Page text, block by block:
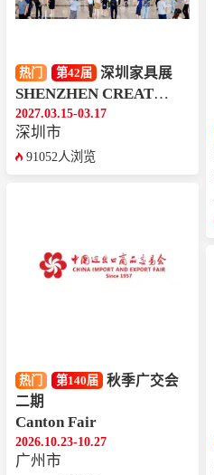
热门 第42届 深圳家具展
SHENZHEN CREATIVE WEEK
2027.03.15-03.17
深圳市
91052人浏览
热门 第140届
秋季广交会
二期
Canton Fair
2026.10.23-10.27
广州市